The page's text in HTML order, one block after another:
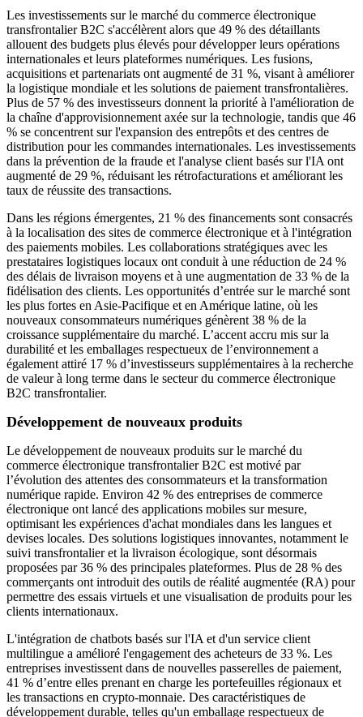
Les investissements sur le marché du commerce électronique
transfrontalier B2C s'accélèrent alors que 49 % des détaillants
allouent des budgets plus élevés pour développer leurs opérations
internationales et leurs plateformes numériques. Les fusions,
acquisitions et partenariats ont augmenté de 31 %, visant à améliorer
la logistique mondiale et les solutions de paiement transfrontalières.
Plus de 57 % des investisseurs donnent la priorité à l'amélioration de
la chaîne d'approvisionnement axée sur la technologie, tandis que 46
% se concentrent sur l'expansion des entrepôts et des centres de
distribution pour les commandes internationales. Les investissements
dans la prévention de la fraude et l'analyse client basés sur l'IA ont
augmenté de 29 %, réduisant les rétrofacturations et améliorant les
taux de réussite des transactions.
Dans les régions émergentes, 21 % des financements sont consacrés
à la localisation des sites de commerce électronique et à l'intégration
des paiements mobiles. Les collaborations stratégiques avec les
prestataires logistiques locaux ont conduit à une réduction de 24 %
des délais de livraison moyens et à une augmentation de 33 % de la
fidélisation des clients. Les opportunités d’entrée sur le marché sont
les plus fortes en Asie-Pacifique et en Amérique latine, où les
nouveaux consommateurs numériques génèrent 38 % de la
croissance supplémentaire du marché. L’accent accru mis sur la
durabilité et les emballages respectueux de l’environnement a
également attiré 17 % d’investisseurs supplémentaires à la recherche
de valeur à long terme dans le secteur du commerce électronique
B2C transfrontalier.
Développement de nouveaux produits
Le développement de nouveaux produits sur le marché du
commerce électronique transfrontalier B2C est motivé par
l’évolution des attentes des consommateurs et la transformation
numérique rapide. Environ 42 % des entreprises de commerce
électronique ont lancé des applications mobiles sur mesure,
optimisant les expériences d'achat mondiales dans les langues et
devises locales. Des solutions logistiques innovantes, notamment le
suivi transfrontalier et la livraison écologique, sont désormais
proposées par 36 % des principales plateformes. Plus de 28 % des
commerçants ont introduit des outils de réalité augmentée (RA) pour
permettre des essais virtuels et une visualisation de produits pour les
clients internationaux.
L'intégration de chatbots basés sur l'IA et d'un service client
multilingue a amélioré l'engagement des acheteurs de 33 %. Les
entreprises investissent dans de nouvelles passerelles de paiement,
41 % d’entre elles prenant en charge les portefeuilles régionaux et
les transactions en crypto-monnaie. Des caractéristiques de
développement durable, telles qu'un emballage respectueux de